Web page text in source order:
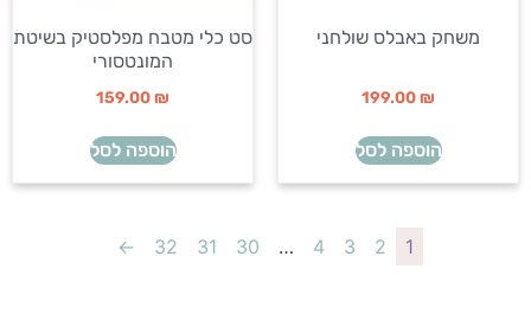
משחק באבלס שולחני
199.00 ₪
הוספה לסל
סט כלי מטבח מפלסטיק בשיטת
המונטסורי
159.00 ₪
הוספה לסל
1
2
3
4
…
30
31
32
←